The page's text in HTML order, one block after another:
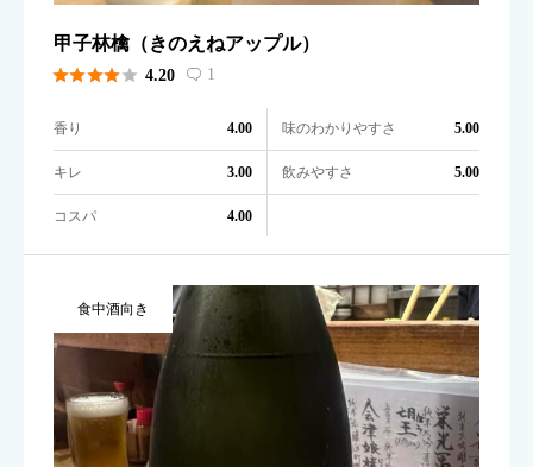
甲子林檎（きのえねアップル）
 4.20  1
香り 4.00 味のわかりやすさ 5.00
キレ 3.00 飲みやすさ 5.00
コスパ 4.00
食中酒向き